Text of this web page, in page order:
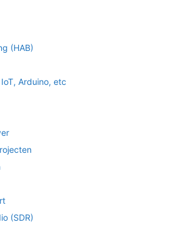
(HAB)
Arduino, etc
(SDR)